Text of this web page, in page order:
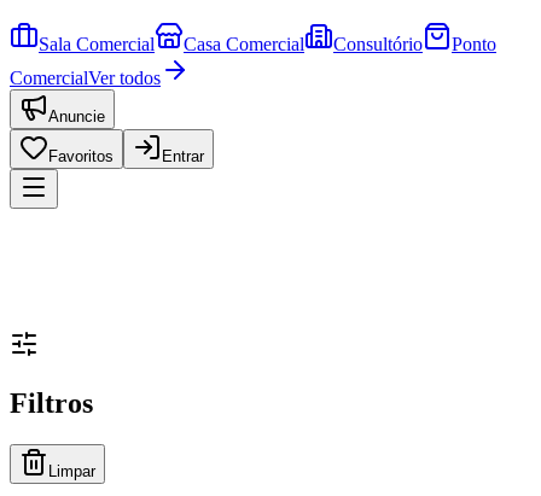
Sala Comercial Casa Comercial Consultório
Ponto
ComercialVer todos
Anuncie
Favoritos Entrar
Filtros
Limpar